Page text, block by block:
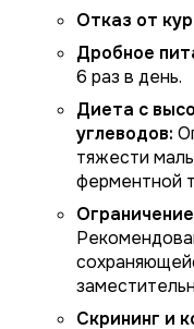
Отказ от
Дробное
6 раз в день.
Диета с
углеводов:
тяжести
ферментной
Скрининг и